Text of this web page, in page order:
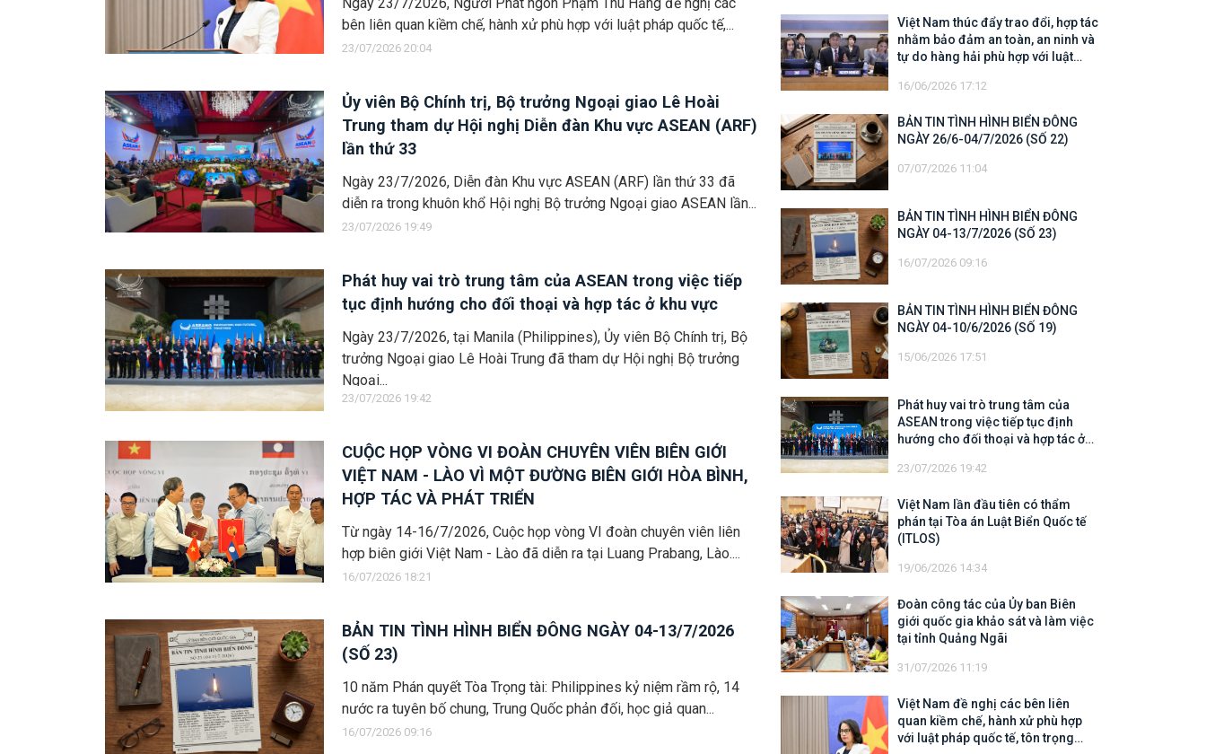
bên liên quan kiềm chế, hành xử phù hợp với luật pháp quốc tế,...
23/07/2026 20:04
Ủy viên Bộ Chính trị, Bộ trưởng Ngoại giao Lê Hoài
Trung tham dự Hội nghị Diễn đàn Khu vực ASEAN (ARF)
lần thứ 33
Ngày 23/7/2026, Diễn đàn Khu vực ASEAN (ARF) lần thứ 33 đã
diễn ra trong khuôn khổ Hội nghị Bộ trưởng Ngoại giao ASEAN lần...
23/07/2026 19:49
Phát huy vai trò trung tâm của ASEAN trong việc tiếp
tục định hướng cho đối thoại và hợp tác ở khu vực
Ngày 23/7/2026, tại Manila (Philippines), Ủy viên Bộ Chính trị, Bộ
trưởng Ngoại giao Lê Hoài Trung đã tham dự Hội nghị Bộ trưởng
Ngoại...
23/07/2026 19:42
CUỘC HỌP VÒNG VI ĐOÀN CHUYÊN VIÊN BIÊN GIỚI
VIỆT NAM - LÀO VÌ MỘT ĐƯỜNG BIÊN GIỚI HÒA BÌNH,
HỢP TÁC VÀ PHÁT TRIỂN
Từ ngày 14-16/7/2026, Cuộc họp vòng VI đoàn chuyên viên liên
hợp biên giới Việt Nam - Lào đã diễn ra tại Luang Prabang, Lào....
16/07/2026 18:21
BẢN TIN TÌNH HÌNH BIỂN ĐÔNG NGÀY 04-13/7/2026
(SỐ 23)
10 năm Phán quyết Tòa Trọng tài: Philippines kỷ niệm rầm rộ, 14
nước ra tuyên bố chung, Trung Quốc phản đối, học giả quan...
16/07/2026 09:16
Việt Nam thúc đẩy trao đổi, hợp tác
nhằm bảo đảm an toàn, an ninh và
tự do hàng hải phù hợp với luật
16/06/2026 17:12
BẢN TIN TÌNH HÌNH BIỂN ĐÔNG
NGÀY 26/6-04/7/2026 (SỐ 22)
07/07/2026 11:04
BẢN TIN TÌNH HÌNH BIỂN ĐÔNG
NGÀY 04-13/7/2026 (SỐ 23)
16/07/2026 09:16
BẢN TIN TÌNH HÌNH BIỂN ĐÔNG
NGÀY 04-10/6/2026 (SỐ 19)
15/06/2026 17:51
Phát huy vai trò trung tâm của
ASEAN trong việc tiếp tục định
hướng cho đối thoại và hợp tác ở
23/07/2026 19:42
Việt Nam lần đầu tiên có thẩm
phán tại Tòa án Luật Biển Quốc tế
(ITLOS)
19/06/2026 14:34
Đoàn công tác của Ủy ban Biên
giới quốc gia khảo sát và làm việc
tại tỉnh Quảng Ngãi
31/07/2026 11:19
Việt Nam đề nghị các bên liên
quan kiềm chế, hành xử phù hợp
với luật pháp quốc tế, tôn trọng